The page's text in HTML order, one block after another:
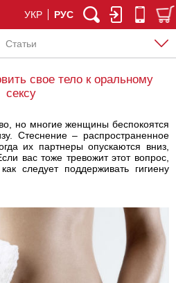
УКР РУС
Статьи
свое тело к оральному
сексу
но многие женщины беспокоятся
Стеснение – распространенное
их партнеры опускаются вниз,
вас тоже тревожит этот вопрос,
следует поддерживать гигиену